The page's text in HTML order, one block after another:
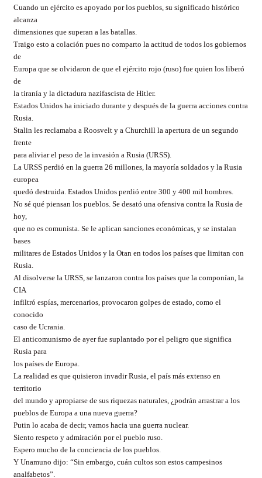
Cuando un ejército es apoyado por los pueblos, su significado histórico
alcanza
dimensiones que superan a las batallas.
Traigo esto a colación pues no comparto la actitud de todos los gobiernos
de
Europa que se olvidaron de que el ejército rojo (ruso) fue quien los liberó
de
la tiranía y la dictadura nazifascista de Hitler.
Estados Unidos ha iniciado durante y después de la guerra acciones contra
Rusia.
Stalin les reclamaba a Roosvelt y a Churchill la apertura de un segundo
frente
para aliviar el peso de la invasión a Rusia (URSS).
La URSS perdió en la guerra 26 millones, la mayoría soldados y la Rusia
europea
quedó destruida. Estados Unidos perdió entre 300 y 400 mil hombres.
No sé qué piensan los pueblos. Se desató una ofensiva contra la Rusia de
hoy,
que no es comunista. Se le aplican sanciones económicas, y se instalan
bases
militares de Estados Unidos y la Otan en todos los países que limitan con
Rusia.
Al disolverse la URSS, se lanzaron contra los países que la componían, la
CIA
infiltró espías, mercenarios, provocaron golpes de estado, como el
conocido
caso de Ucrania.
El anticomunismo de ayer fue suplantado por el peligro que significa
Rusia para
los países de Europa.
La realidad es que quisieron invadir Rusia, el país más extenso en
territorio
del mundo y apropiarse de sus riquezas naturales, ¿podrán arrastrar a los
pueblos de Europa a una nueva guerra?
Putin lo acaba de decir, vamos hacia una guerra nuclear.
Siento respeto y admiración por el pueblo ruso.
Espero mucho de la conciencia de los pueblos.
Y Unamuno dijo: “Sin embargo, cuán cultos son estos campesinos
analfabetos”.